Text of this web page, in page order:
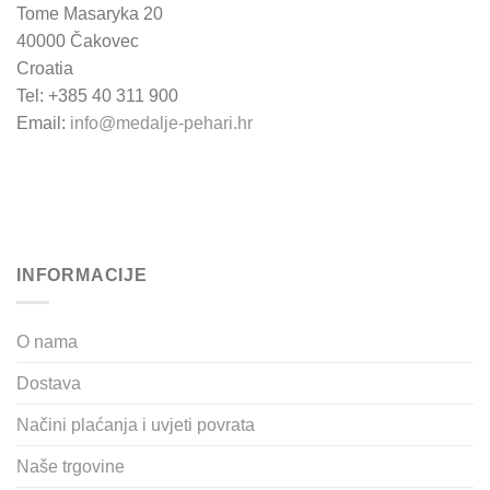
Tome Masaryka 20
40000 Čakovec
Croatia
Tel: +385 40 311 900
Email: info@medalje-pehari.hr
INFORMACIJE
O nama
Dostava
Načini plaćanja i uvjeti povrata
Naše trgovine